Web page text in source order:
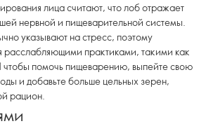
лица считают, что лоб отражает
нервной и пищеварительной системы.
указывают на стресс, поэтому
расслабляющими практиками, такими как
чтобы помочь пищеварению, выпейте свою
и добавьте больше цельных зерен,
рацион.